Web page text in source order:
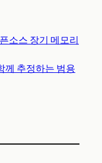
소스 장기 메모리
께 추정하는 범용